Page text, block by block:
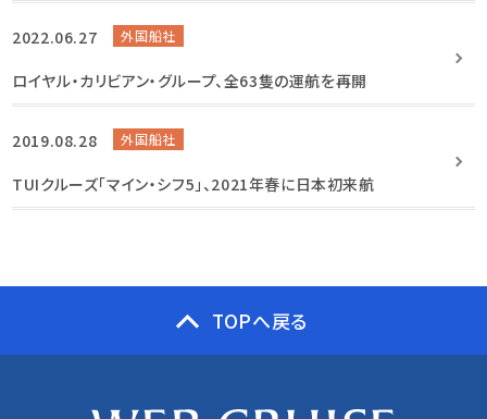
2022.06.27 外国船社
ロイヤル・カリビアン・グループ、全63隻の運航を再開
2019.08.28 外国船社
TUIクルーズ「マイン・シフ5」、2021年春に日本初来航
TOPへ戻る